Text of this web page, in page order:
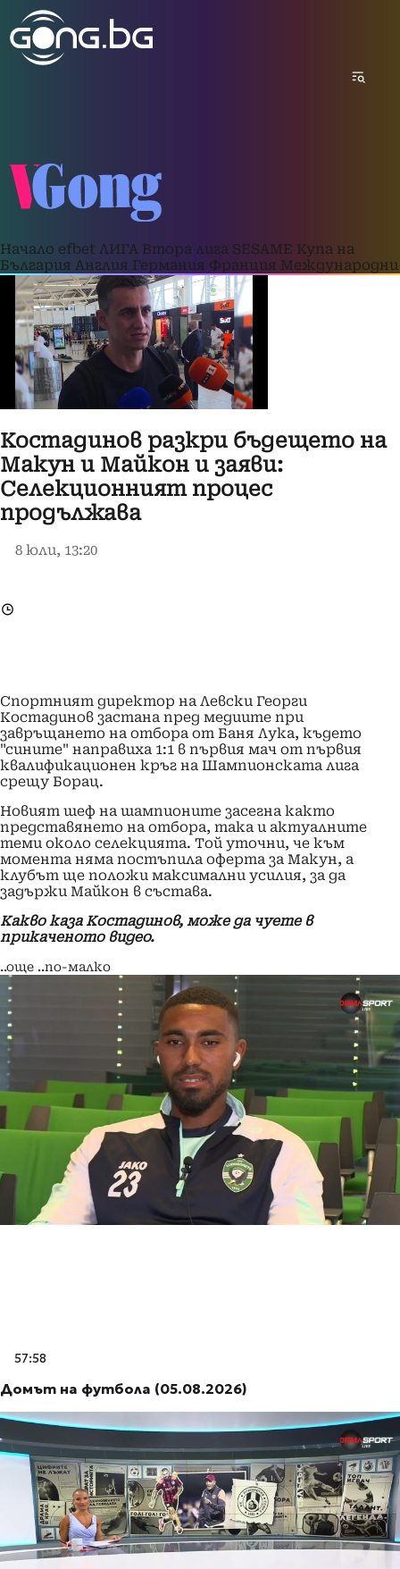
Начало efbet ЛИГА Втора лига SESAME Купа на
България Англия Германия Франция Международни
Костадинов разкри бъдещето на
Макун и Майкон и заяви:
Селекционният процес
продължава
8 юли, 13:20
Спортният директор на Левски Георги
Костадинов застана пред медиите при
завръщането на отбора от Баня Лука, където
"сините" направиха 1:1 в първия мач от първия
квалификационен кръг на Шампионската лига
срещу Борац.
Новият шеф на шампионите засегна както
представянето на отбора, така и актуалните
теми около селекцията. Той уточни, че към
момента няма постъпила оферта за Макун, а
клубът ще положи максимални усилия, за да
задържи Майкон в състава.
Какво каза Костадинов, може да чуете в
прикаченото видео.
..още ..по-малко
57:58
Домът на футбола (05.08.2026)